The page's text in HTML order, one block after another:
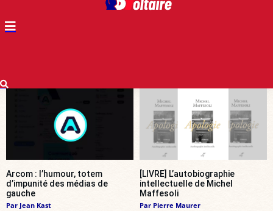
Arcom : l’humour, totem
d’impunité des médias de
gauche
Par Jean Kast
[LIVRE] L’autobiographie
intellectuelle de Michel
Maffesoli
Par Pierre Maurer